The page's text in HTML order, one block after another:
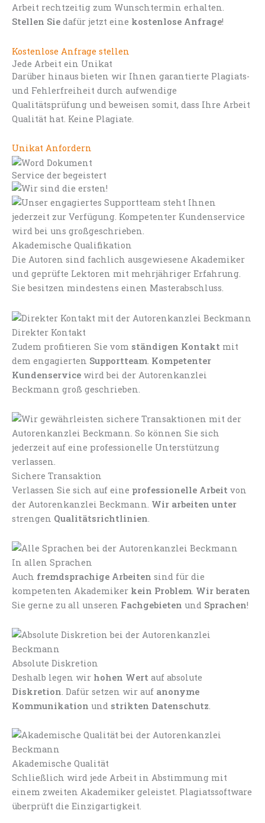
Arbeit rechtzeitig zum Wunschtermin erhalten.
Stellen Sie dafür jetzt eine kostenlose Anfrage!
Kostenlose Anfrage stellen
Jede Arbeit ein Unikat
Darüber hinaus bieten wir Ihnen garantierte Plagiats-
und Fehlerfreiheit durch aufwendige
Qualitätsprüfung und beweisen somit, dass Ihre Arbeit
Qualität hat. Keine Plagiate.
Unikat Anfordern
Service der begeistert
Akademische Qualifikation
Die Autoren sind fachlich ausgewiesene Akademiker
und geprüfte Lektoren mit mehrjähriger Erfahrung.
Sie besitzen mindestens einen Masterabschluss.
Direkter Kontakt
Zudem profitieren Sie vom ständigen Kontakt mit
dem engagierten Supportteam. Kompetenter
Kundenservice wird bei der Autorenkanzlei
Beckmann groß geschrieben.
Sichere Transaktion
Verlassen Sie sich auf eine professionelle Arbeit von
der Autorenkanzlei Beckmann. Wir arbeiten unter
strengen Qualitätsrichtlinien
In allen Sprachen
Auch fremdsprachige Arbeiten sind für die
kompetenten Akademiker kein Problem. Wir beraten
Sie gerne zu all unseren Fachgebieten und Sprachen!
Absolute Diskretion
Deshalb legen wir hohen Wert auf absolute
Diskretion . Dafür setzen wir auf anonyme
Kommunikation und strikten Datenschutz
Akademische Qualität
Schließlich wird jede Arbeit in Abstimmung mit
einem zweiten Akademiker geleistet. Plagiatssoftware
überprüft die Einzigartigkeit.